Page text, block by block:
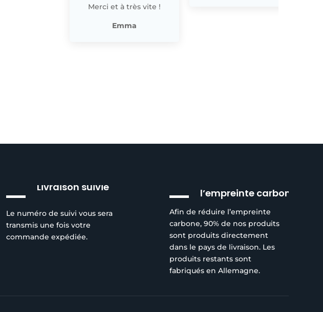
Merci et à très vite !
Emma
Livraison suivie
Le numéro de suivi vous sera
transmis une fois votre
commande expédiée.
l’empreinte carbone
Afin de réduire l’empreinte
carbone, 90% de nos produits
sont produits directement
dans le pays de livraison. Les
produits restants sont
fabriqués en Allemagne.